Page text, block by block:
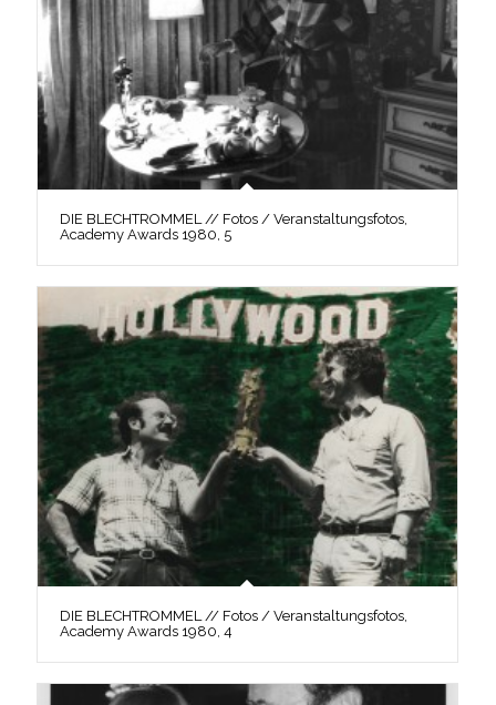
DIE BLECHTROMMEL // Fotos / Veranstaltungsfotos,
Academy Awards 1980, 5
DIE BLECHTROMMEL // Fotos / Veranstaltungsfotos,
Academy Awards 1980, 4